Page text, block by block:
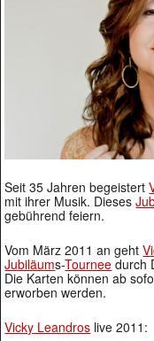
Seit 35 Jahren begeistert
mit ihrer Musik. Dieses
gebührend feiern.
Vom März 2011 an geht
Jubiläums-Tournee durch
Die Karten können ab
erworben werden.
Vicky Leandros live 2011: